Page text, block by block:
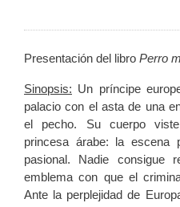
Presentación del libro Perro
Sinopsis: Un príncipe
palacio con el asta de una
el pecho. Su cuerpo
princesa árabe: la escena
pasional. Nadie consigue
emblema con que el
Ante la perplejidad de